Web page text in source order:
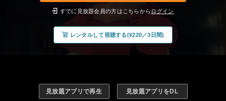
すでに見放題会員の方はこちらから ログイン
レンタルして視聴する(¥220／3日間)
見放題アプリで再生 見放題アプリをDL